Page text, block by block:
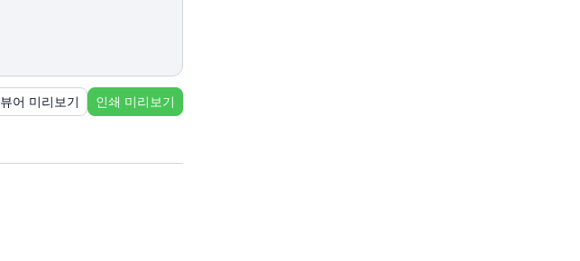
뷰어 미리보기 인쇄 미리보기